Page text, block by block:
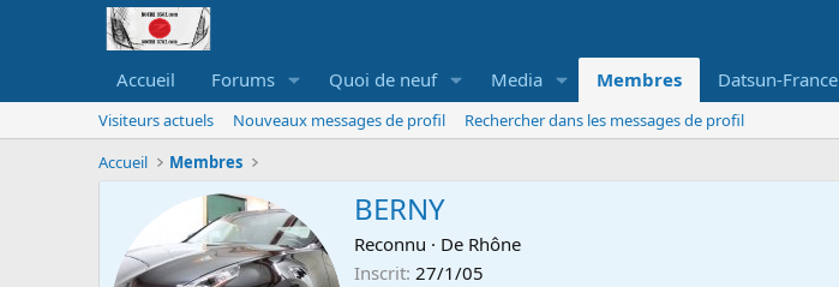
Accueil Forums Quoi de neuf Media Membres Datsun-France
Visiteurs actuels Nouveaux messages de profil
Rechercher dans les messages de profil
Accueil
Membres
BERNY
Reconnu · De Rhône
Inscrit 27/1/05